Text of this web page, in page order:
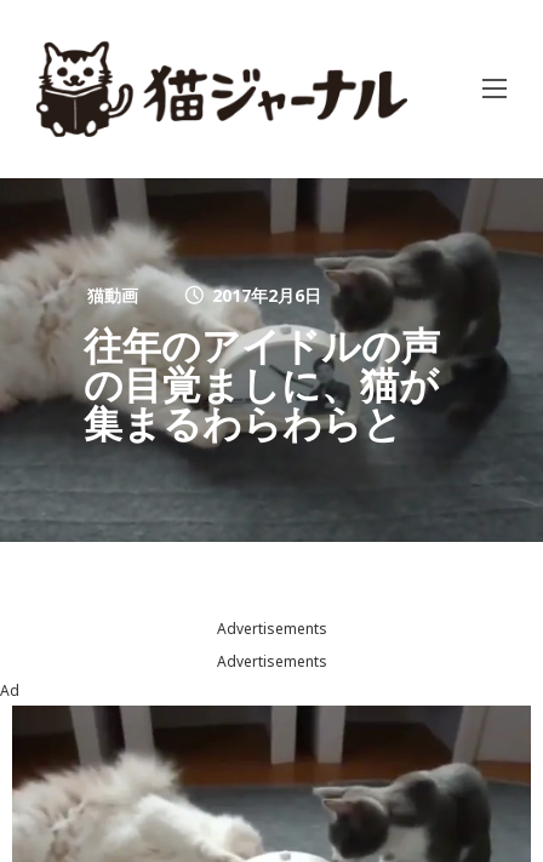
猫動画 2017年2月6日
往年のアイドルの声
の目覚ましに、猫が
集まるわらわらと
Advertisements
Advertisements
Ad